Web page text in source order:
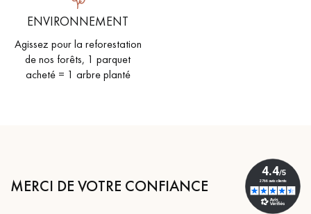
ENVIRONNEMENT
Agissez pour la reforestation
de nos forêts, 1 parquet
acheté = 1 arbre planté
MERCI DE VOTRE CONFIANCE